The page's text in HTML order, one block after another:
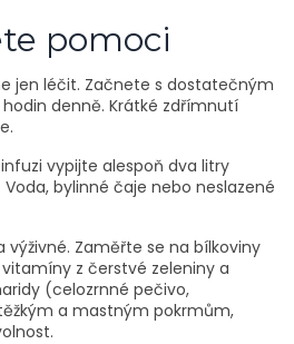
pomoci
jen léčit. Začnete s dostatečným
denně. Krátké zdřímnutí
vypijte alespoň dva litry
bylinné čaje nebo neslazené
Zaměřte se na bílkoviny
z čerstvé zeleniny a
(celozrnné pečivo,
a mastným pokrmům,